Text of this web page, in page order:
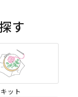
す
キット